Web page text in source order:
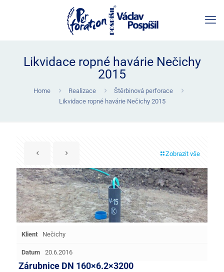
Likvidace ropné havárie Nečichy
2015
Home Realizace
Štěrbinová perforace
Likvidace ropné havárie Nečichy 2015
Zobrazit vše
Klient Nečichy
Datum 20.6.2016
Zárubnice DN 160×6.2×3200